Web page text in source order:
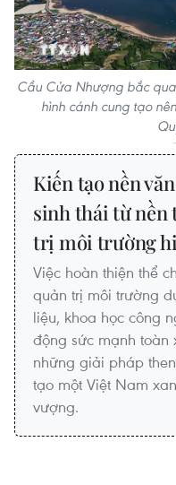
Cầu Cửa Nhượng bắc
hình cánh cung tạo
Kiến tạo nền
sinh thái từ nền
trị môi trường
Việc hoàn thiện thể
quản trị môi trường
liệu, khoa học công
động sức mạnh toàn
những giải pháp
tạo một Việt Nam
vượng.